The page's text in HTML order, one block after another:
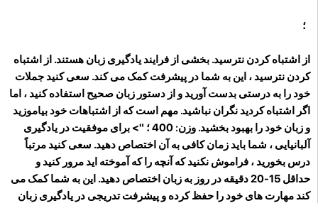
؛
از اشتباه کردن نترسید. بخشی از فرایند یادگیری زبان هستند. از اشتباه
کردن نترسید ، این به شما در پیشرفت کمک می کند. سعی کنید جملات
خود را به درستی بدست آورید و از دستور زبان صحیح استفاده کنید ، اما
اگر اشتباه کردید نگران نباشید. مهم است که از اشتباهات خود بیاموزید
و زبان خود را بهبود بخشید. وزن: 400 ؛ "> برای موفقیت در یادگیری
آلبانیایی ، شما باید زمان کافی به آن اختصاص دهید. سعی کنید مرتباً
درس بخورید ، فراموش نکنید که آنچه را که آموخته اید مرور کنید و
حداقل 15-20 دقیقه در روز به زبان اختصاص دهید. این به شما کمک می
کند مهارت های خود را حفظ کرده و پیشرفت تدریجی در یادگیری زبان